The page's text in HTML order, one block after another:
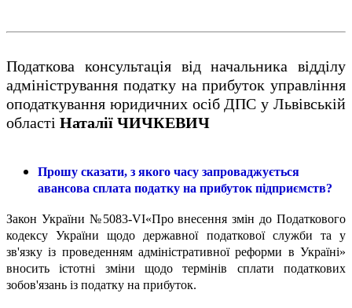
Податкова консультація від начальника відділу
адміністрування податку на прибуток управління
оподаткування юридичних осіб ДПС у Львівській
області Наталії ЧИЧКЕВИЧ
Прошу сказати, з якого часу запроваджується
авансова сплата податку на прибуток підприємств?
Закон України №5083-VI«Про внесення змін до Податкового
кодексу України щодо державної податкової служби та у
зв'язку із проведенням адміністративної реформи в Україні»
вносить істотні зміни щодо термінів сплати податкових
зобов'язань із податку на прибуток.